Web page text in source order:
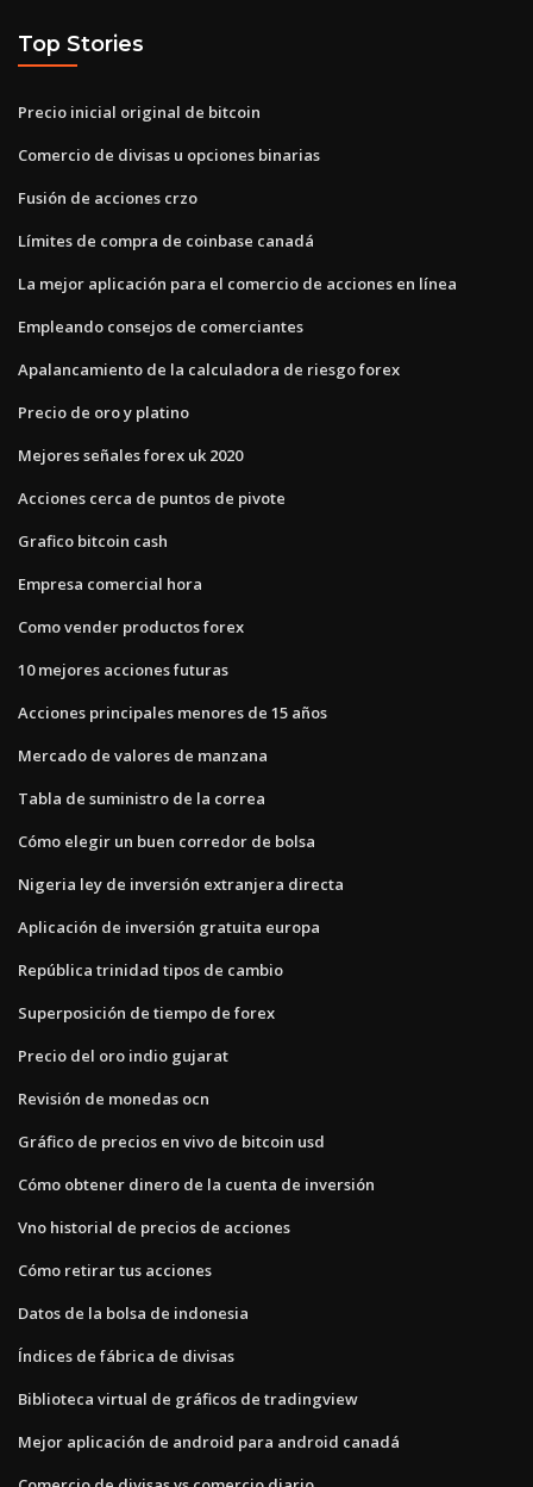
Top Stories
Precio inicial original de bitcoin
Comercio de divisas u opciones binarias
Fusión de acciones crzo
Límites de compra de coinbase canadá
La mejor aplicación para el comercio de acciones en línea
Empleando consejos de comerciantes
Apalancamiento de la calculadora de riesgo forex
Precio de oro y platino
Mejores señales forex uk 2020
Acciones cerca de puntos de pivote
Grafico bitcoin cash
Empresa comercial hora
Como vender productos forex
10 mejores acciones futuras
Acciones principales menores de 15 años
Mercado de valores de manzana
Tabla de suministro de la correa
Cómo elegir un buen corredor de bolsa
Nigeria ley de inversión extranjera directa
Aplicación de inversión gratuita europa
República trinidad tipos de cambio
Superposición de tiempo de forex
Precio del oro indio gujarat
Revisión de monedas ocn
Gráfico de precios en vivo de bitcoin usd
Cómo obtener dinero de la cuenta de inversión
Vno historial de precios de acciones
Cómo retirar tus acciones
Datos de la bolsa de indonesia
Índices de fábrica de divisas
Biblioteca virtual de gráficos de tradingview
Mejor aplicación de android para android canadá